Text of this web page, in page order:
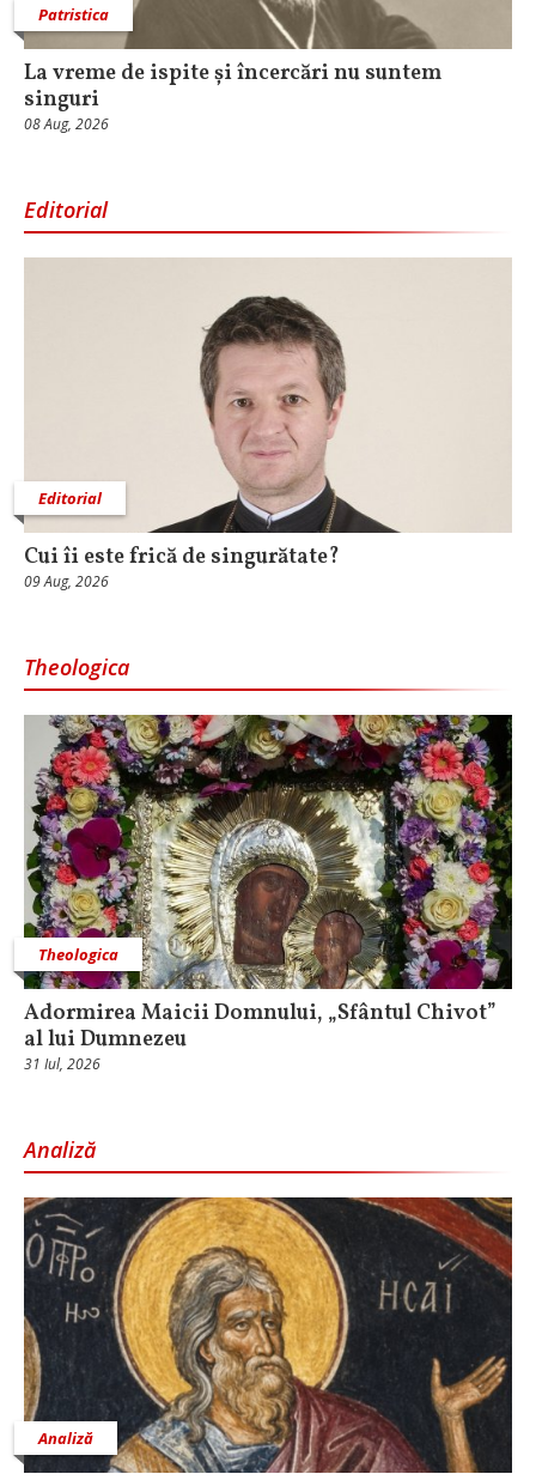
Patristica
La vreme de ispite și încercări nu suntem
singuri
08 Aug, 2026
Editorial
Editorial
Cui îi este frică de singurătate?
09 Aug, 2026
Theologica
Theologica
Adormirea Maicii Domnului, „Sfântul Chivot”
al lui Dumnezeu
31 Iul, 2026
Analiză
Analiză